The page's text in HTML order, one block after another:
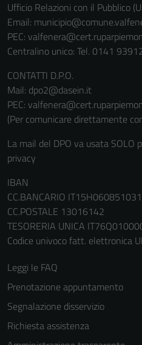
Ufficio Relazioni con il Pubblico
Email:
PEC:
Centralino unico: Tel. 0141
CONTATTI D.P.O.
Mail: dpo2@dasein.it
PEC:
(Per comunicare direttamente
La mail del DPO va usata SOLO
privacy
IBAN
CC.BANCARIO
CC.POSTALE 13016142
TESORERIA UNICA
Codice univoco fatt. elettronica
Leggi le FAQ
Prenotazione appuntamento
Segnalazione disservizio
Richiesta assistenza